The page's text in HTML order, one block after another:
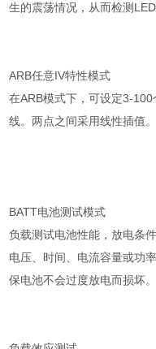
生的震荡情况，从而检测
ARB任意IV特性模式
在ARB模式下，可设定3-
线。两点之间采用线性插值
BATT电池测试模式
负载测试电池性能，放电条
电压、时间、电流容量或功
保电池不会过度放电而损坏。